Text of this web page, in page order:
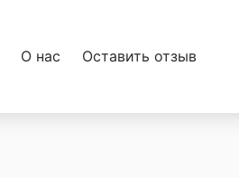
О нас Оставить отзыв